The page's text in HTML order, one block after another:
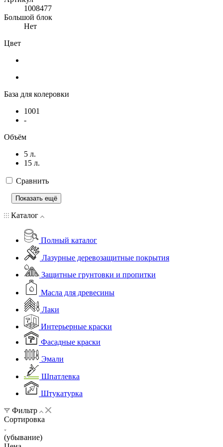
1008477
Большой блок
Нет
Цвет
База для колеровки
1001
-
Объём
5 л.
15 л.
Сравнить
Показать ещё
Каталог
Полный каталог
Лазурные деревозащитные покрытия
Защитные грунтовки и пропитки
Масла для древесины
Лаки
Интерьерные краски
Фасадные краски
Эмали
Шпатлевка
Штукатурка
Фильтр
Сортировка
(убывание)